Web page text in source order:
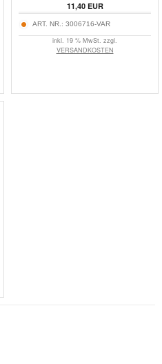
11,40EUR
ART. NR.: 3006716-VAR
inkl. 19 % MwSt. zzgl.
VERSANDKOSTEN